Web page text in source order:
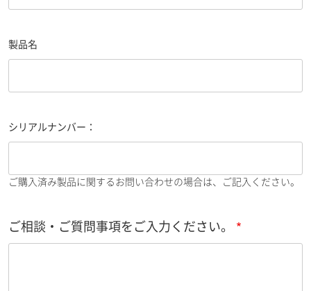
製品名
シリアルナンバー：
ご購入済み製品に関するお問い合わせの場合は、ご記入ください。
ご相談・ご質問事項をご入力ください。